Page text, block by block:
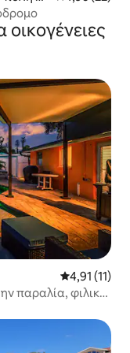
οικογένειες
Μέση
4,91 (11)
παραλία, φιλικό